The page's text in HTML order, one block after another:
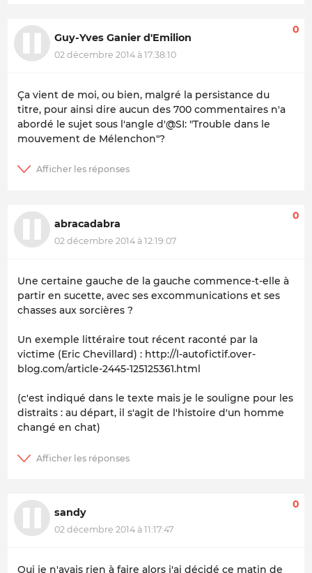
Guy-Yves Ganier d'Emilion
02 décembre 2014 à 17:38:10
0
Ça vient de moi, ou bien, malgré la persistance du
titre, pour ainsi dire aucun des 700 commentaires n'a
abordé le sujet sous l'angle d'@SI: "Trouble dans le
mouvement de Mélenchon"?
abracadabra
02 décembre 2014 à 12:19:07
0
Une certaine gauche de la gauche commence-t-elle à
partir en sucette, avec ses excommunications et ses
chasses aux sorcières ?
Un exemple littéraire tout récent raconté par la
victime (Eric Chevillard) : http://l-autofictif.over-
blog.com/article-2445-125125361.html
(c'est indiqué dans le texte mais je le souligne pour les
distraits : au départ, il s'agit de l'histoire d'un homme
changé en chat)
sandy
02 décembre 2014 à 11:17:47
0
Oui je n'avais rien à faire alors j'ai décidé ce matin de